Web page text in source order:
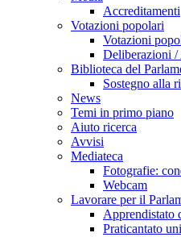
Accreditamenti
Votazioni popolari
Votazioni
Deliberazioni
Biblioteca del
Sostegno alla
News
Temi in primo piano
Aiuto ricerca
Avvisi
Mediateca
Fotografie:
Webcam
Lavorare per il
Apprendistato
Praticantato